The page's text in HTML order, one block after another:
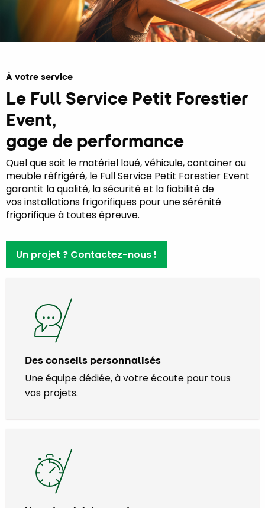
À votre service
Le Full Service Petit Forestier
Event,
gage de performance
Quel que soit le matériel loué, véhicule, container ou
meuble réfrigéré, le Full Service Petit Forestier Event
garantit la qualité, la sécurité et la fiabilité de
vos installations frigorifiques pour une sérénité
frigorifique à toutes épreuve.
Un projet ? Contactez-nous !
Des conseils personnalisés
Une équipe dédiée, à votre écoute pour tous
vos projets.